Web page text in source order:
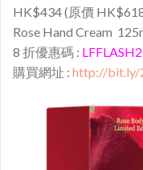
HK$434 (原價
Rose Hand Cream
8 折優惠碼 :
購買網址 : http://bit.ly/